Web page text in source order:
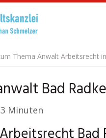
Thema Anwalt Arbeitsrecht
Bad
3 Minuten